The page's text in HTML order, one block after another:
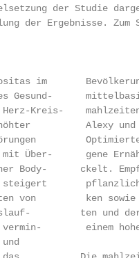
der Studie
der Ergebnisse. Zum
im
Kreis-
Alexy und
Über-      gene
Body-­      ckelt.
steigert
von         ken sowie
ten und der
vermin-        einem